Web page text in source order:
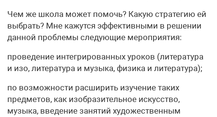
Чем же школа может помочь? Какую стратегию ей
выбрать? Мне кажутся эффективными в решении
данной проблемы следующие мероприятия:
проведение интегрированных уроков (литература
и изо, литература и музыка, физика и литература);
по возможности расширить изучение таких
предметов, как изобразительное искусство,
музыка, введение занятий художественным